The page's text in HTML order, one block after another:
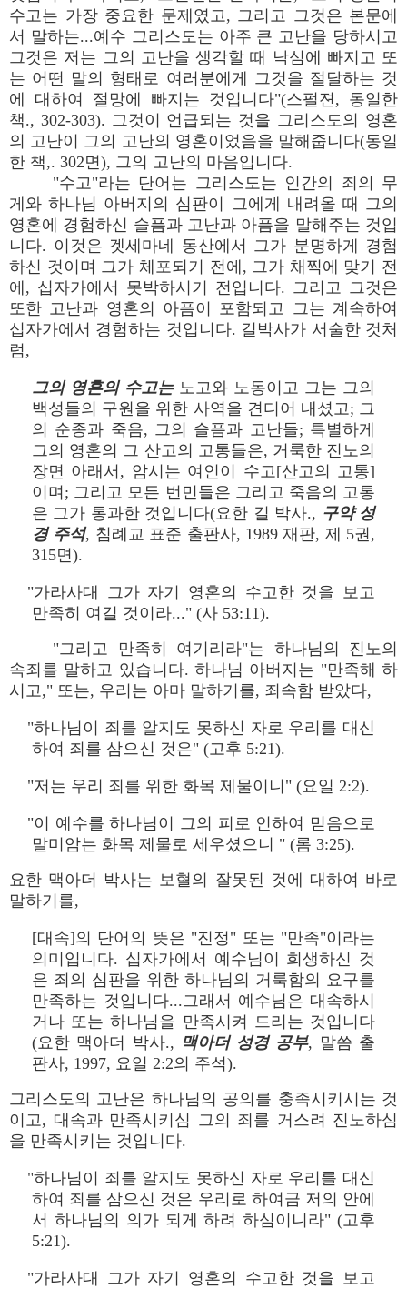
수고는 가장 중요한 문제였고, 그리고 그것은 본문에
서 말하는...예수 그리스도는 아주 큰 고난을 당하시고
그것은 저는 그의 고난을 생각할 때 낙심에 빠지고 또
는 어떤 말의 형태로 여러분에게 그것을 절달하는 것
에 대하여 절망에 빠지는 것입니다"(스펄젼, 동일한
책., 302-303). 그것이 언급되는 것을 그리스도의 영혼
의 고난이 그의 고난의 영혼이었음을 말해줍니다(동일
한 책,. 302면), 그의 고난의 마음입니다.
"수고"라는 단어는 그리스도는 인간의 죄의 무
게와 하나님 아버지의 심판이 그에게 내려올 때 그의
영혼에 경험하신 슬픔과 고난과 아픔을 말해주는 것입
니다. 이것은 겟세마네 동산에서 그가 분명하게 경험
하신 것이며 그가 체포되기 전에, 그가 채찍에 맞기 전
에, 십자가에서 못박하시기 전입니다. 그리고 그것은
또한 고난과 영혼의 아픔이 포함되고 그는 계속하여
십자가에서 경험하는 것입니다. 길박사가 서술한 것처
럼,
그의 영혼의 수고는노고와 노동이고 그는 그의
백성들의 구원을 위한 사역을 견디어 내셨고; 그
의 순종과 죽음, 그의 슬픔과 고난들; 특별하게
그의 영혼의 그 산고의 고통들은, 거룩한 진노의
장면 아래서, 암시는 여인이 수고[산고의 고통]
이며; 그리고 모든 번민들은 그리고 죽음의 고통
은 그가 통과한 것입니다(요한 길 박사., 구약 성
경 주석, 침례교 표준 출판사, 1989 재판, 제 5권,
315면).
"가라사대 그가 자기 영혼의 수고한 것을 보고
만족히 여길 것이라..." (사 53:11).
"그리고 만족히 여기리라"는 하나님의 진노의
속죄를 말하고 있습니다. 하나님 아버지는 "만족해 하
시고," 또는, 우리는 아마 말하기를, 죄속함 받았다,
"하나님이 죄를 알지도 못하신 자로 우리를 대신
하여 죄를 삼으신 것은" (고후 5:21).
"저는 우리 죄를 위한 화목 제물이니" (요일 2:2).
"이 예수를 하나님이 그의 피로 인하여 믿음으로
말미암는 화목 제물로 세우셨으니 " (롬 3:25).
요한 맥아더 박사는 보혈의 잘못된 것에 대하여 바로
말하기를,
[대속]의 단어의 뜻은 "진정" 또는 "만족"이라는
의미입니다. 십자가에서 예수님이 희생하신 것
은 죄의 심판을 위한 하나님의 거룩함의 요구를
만족하는 것입니다...그래서 예수님은 대속하시
거나 또는 하나님을 만족시켜 드리는 것입니다
(요한 맥아더 박사., 맥아더 성경 공부, 말씀 출
판사, 1997, 요일 2:2의 주석).
그리스도의 고난은 하나님의 공의를 충족시키시는 것
이고, 대속과 만족시키심 그의 죄를 거스려 진노하심
을 만족시키는 것입니다.
"하나님이 죄를 알지도 못하신 자로 우리를 대신
하여 죄를 삼으신 것은 우리로 하여금 저의 안에
서 하나님의 의가 되게 하려 하심이니라" (고후
5:21).
"가라사대 그가 자기 영혼의 수고한 것을 보고